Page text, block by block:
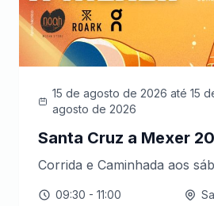
15 de agosto de 2026 até 15
agosto de 2026
Santa Cruz a Mexer
Corrida e Caminhada aos
09:30 - 11:00